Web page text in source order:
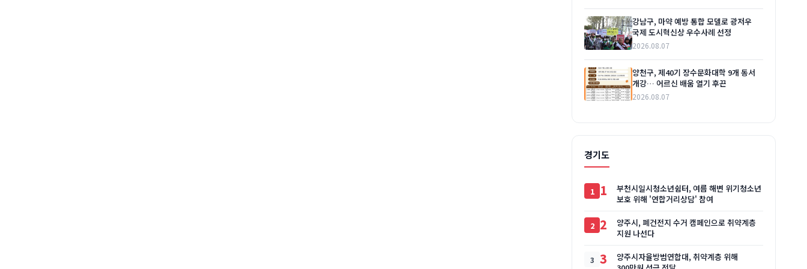
강남구, 마약 예방 통합 모델로 광저우
국제 도시혁신상 우수사례 선정
2026.08.07
양천구, 제40기 장수문화대학 9개 동서
개강… 어르신 배움 열기 후끈
2026.08.07
경기도
1
부천시일시청소년쉼터, 여름 해변 위기청소년
보호 위해 '연합거리상담' 참여
2
양주시, 폐건전지 수거 캠페인으로 취약계층
지원 나선다
3
양주시자율방범연합대, 취약계층 위해